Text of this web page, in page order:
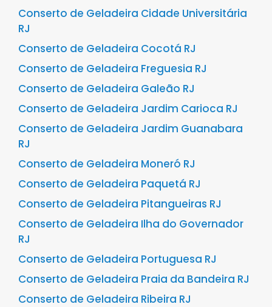
Conserto de Geladeira Cidade Universitária
RJ
Conserto de Geladeira Cocotá RJ
Conserto de Geladeira Freguesia RJ
Conserto de Geladeira Galeão RJ
Conserto de Geladeira Jardim Carioca RJ
Conserto de Geladeira Jardim Guanabara
RJ
Conserto de Geladeira Moneró RJ
Conserto de Geladeira Paquetá RJ
Conserto de Geladeira Pitangueiras RJ
Conserto de Geladeira Ilha do Governador
RJ
Conserto de Geladeira Portuguesa RJ
Conserto de Geladeira Praia da Bandeira RJ
Conserto de Geladeira Ribeira RJ